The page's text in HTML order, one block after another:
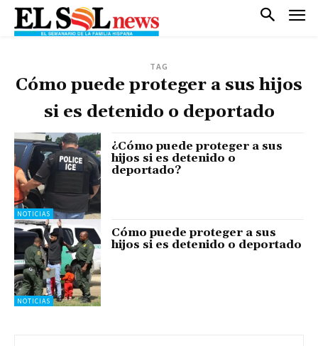
TAG
Cómo puede proteger a sus hijos
si es detenido o deportado
NOTICIAS
¿Cómo puede proteger a sus
hijos si es detenido o
deportado?
NOTICIAS
Cómo puede proteger a sus
hijos si es detenido o deportado